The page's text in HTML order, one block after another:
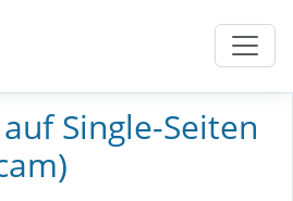
Single-Seiten